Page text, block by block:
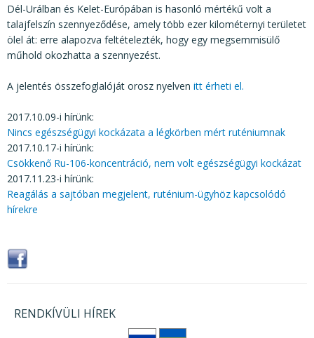
Dél-Urálban és Kelet-Európában is hasonló mértékű volt a
talajfelszín szennyeződése, amely több ezer kilométernyi területet
ölel át: erre alapozva feltételezték, hogy egy megsemmisülő
műhold okozhatta a szennyezést.
A jelentés összefoglalóját orosz nyelven itt érheti el.
2017.10.09-i hírünk:
Nincs egészségügyi kockázata a légkörben mért ruténiumnak
2017.10.17-i hírünk:
Csökkenő Ru-106-koncentráció, nem volt egészségügyi kockázat
2017.11.23-i hírünk:
Reagálás a sajtóban megjelent, ruténium-ügyhöz kapcsolódó
hírekre
RENDKÍVÜLI HÍREK